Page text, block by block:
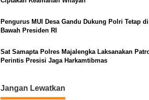
Pengurus MUI Desa Gandu Dukung Polri Tetap di
Bawah Presiden RI
Sat Samapta Polres Majalengka Laksanakan
Perintis Presisi Jaga Harkamtibmas
Jangan Lewatkan